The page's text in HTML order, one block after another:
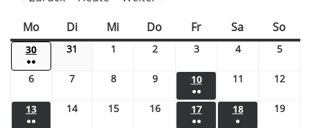
Mo
Di Mi Do Fr Sa So
30
●●
31 1 2 3 4 5
6 7 8 9 10
●●
11 12
13
●●
14 15 16 17
●●
18
●
19